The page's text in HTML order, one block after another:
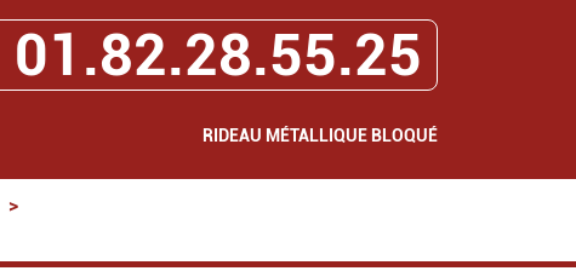
RIDEAU MÉTALLIQUE BLOQUÉ
>